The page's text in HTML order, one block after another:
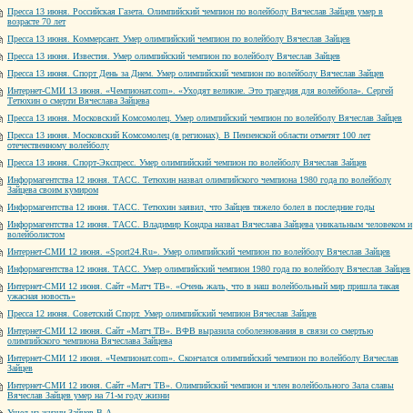
Пресса 13 июня. Российская Газета. Олимпийский чемпион по волейболу Вячеслав Зайцев умер в
возрасте 70 лет
Пресса 13 июня. Коммерсант. Умер олимпийский чемпион по волейболу Вячеслав Зайцев
Пресса 13 июня. Известия. Умер олимпийский чемпион по волейболу Вячеслав Зайцев
Пресса 13 июня. Спорт День за Днем. Умер олимпийский чемпион по волейболу Вячеслав Зайцев
Интернет-СМИ 13 июня. «Чемпионат.com». «Уходят великие. Это трагедия для волейбола». Сергей
Тетюхин о смерти Вячеслава Зайцева
Пресса 13 июня. Московский Комсомолец. Умер олимпийский чемпион по волейболу Вячеслав Зайцев
Пресса 13 июня. Московский Комсомолец (в регионах). В Пензенской области отметят 100 лет
отечественному волейболу
Пресса 13 июня. Спорт-Экспресс. Умер олимпийский чемпион по волейболу Вячеслав Зайцев
Информагентства 12 июня. ТАСС. Тетюхин назвал олимпийского чемпиона 1980 года по волейболу
Зайцева своим кумиром
Информагентства 12 июня. ТАСС. Тетюхин заявил, что Зайцев тяжело болел в последние годы
Информагентства 12 июня. ТАСС. Владимир Кондра назвал Вячеслава Зайцева уникальным человеком и
волейболистом
Интернет-СМИ 12 июня. «Sport24.Ru». Умер олимпийский чемпион по волейболу Вячеслав Зайцев
Информагентства 12 июня. ТАСС. Умер олимпийский чемпион 1980 года по волейболу Вячеслав Зайцев
Интернет-СМИ 12 июня. Сайт «Матч ТВ». «Очень жаль, что в наш волейбольный мир пришла такая
ужасная новость»
Пресса 12 июня. Советский Спорт. Умер олимпийский чемпион Вячеслав Зайцев
Интернет-СМИ 12 июня. Сайт «Матч ТВ». ВФВ выразила соболезнования в связи со смертью
олимпийского чемпиона Вячеслава Зайцева
Интернет-СМИ 12 июня. «Чемпионат.com». Скончался олимпийский чемпион по волейболу Вячеслав
Зайцев
Интернет-СМИ 12 июня. Сайт «Матч ТВ». Олимпийский чемпион и член волейбольного Зала славы
Вячеслав Зайцев умер на 71-м году жизни